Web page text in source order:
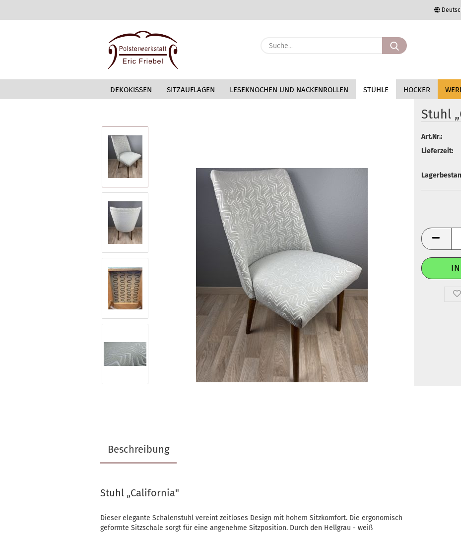
Passwort
Konto erstellen
Suche...
DEKOKISSEN SITZAUFLAGEN LESEKNOCHEN UND NACKENROLLEN STÜHLE HOCKER
Stuhl
Art.Nr.:
Lieferzeit:
Beschreibung
Stuhl „California"
Dieser elegante Schalenstuhl vereint zeitloses Design mit hohem Sitzkomfort. Die ergonomisch
geformte Sitzschale sorgt für eine angenehme Sitzposition. Durch den Hellgrau - weiß